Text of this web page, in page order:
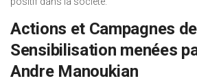
Actions et Campagnes de
Sensibilisation menées
Andre Manoukian